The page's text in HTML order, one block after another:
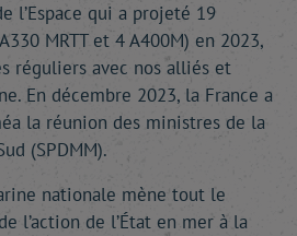
l’Espace qui a projeté 19
MRTT et 4 A400M) en 2023,
réguliers avec nos alliés et
En décembre 2023, la France a
la réunion des ministres de la
(SPDMM).
nationale mène tout le
l’action de l’État en mer à la